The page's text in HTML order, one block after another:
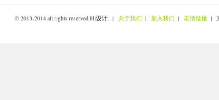
© 2013-2014 all rights reservedHi设计. | 关于我们 | 加入我们 | 友情链接 |